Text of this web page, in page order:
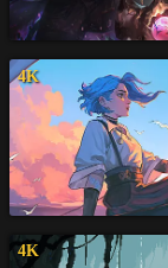
4K
4K